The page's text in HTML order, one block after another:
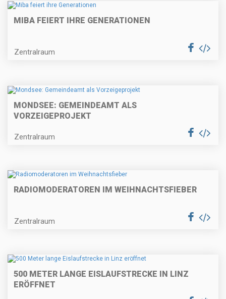
MIBA FEIERT IHRE GENERATIONEN
Zentralraum
MONDSEE: GEMEINDEAMT ALS
VORZEIGEPROJEKT
Zentralraum
RADIOMODERATOREN IM WEIHNACHTSFIEBER
Zentralraum
500 METER LANGE EISLAUFSTRECKE IN LINZ
ERÖFFNET